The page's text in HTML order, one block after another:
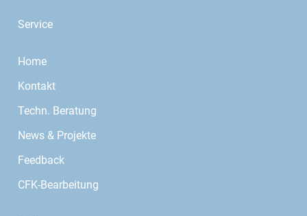
Service
Home
Kontakt
Techn. Beratung
News & Projekte
Feedback
CFK-Bearbeitung